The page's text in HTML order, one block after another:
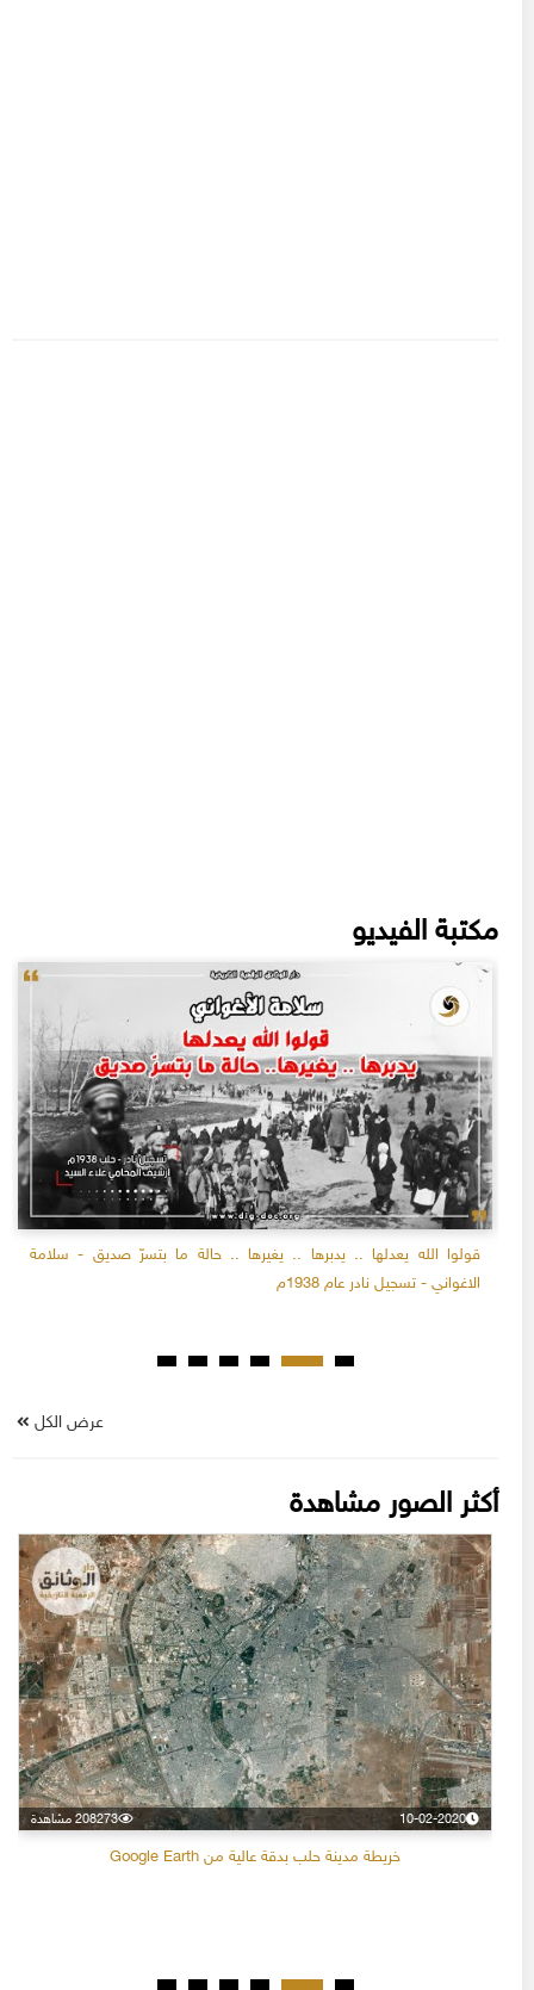
مكتبة الفيديو
قولوا الله يعدلها .. يدبرها .. يغيرها .. حالة ما بتسرّ صديق - سلامة
الاغواني - تسجيل نادر عام 1938م
عرض الكل
أكثر الصور مشاهدة
10-02-2020 208273 مشاهدة
خريطة مدينة حلب بدقة عالية من Google Earth